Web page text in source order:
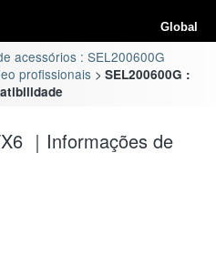
Global
acessórios : SEL200600G
profissionais
SEL200600G :
｜Informações de